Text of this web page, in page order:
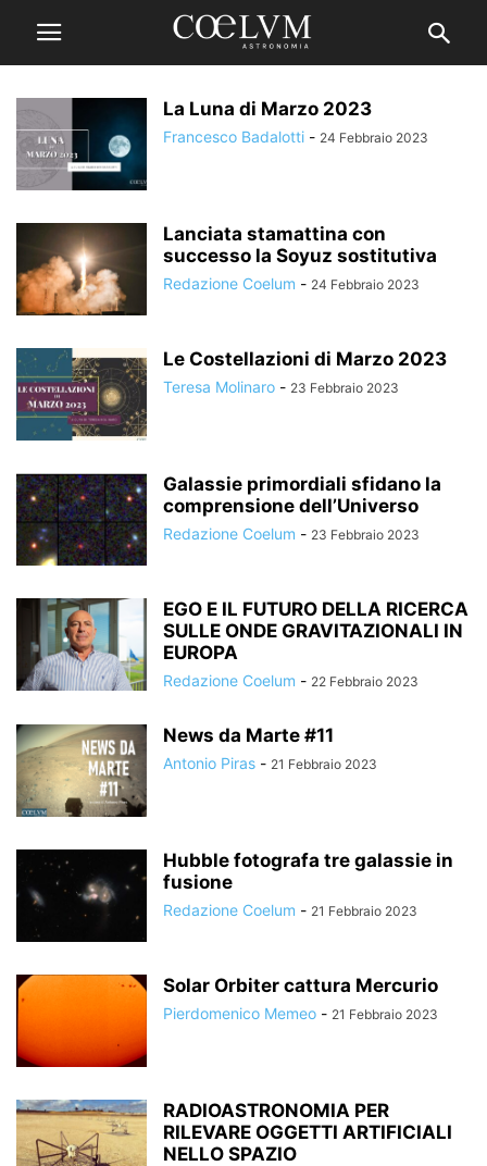
La Luna di Marzo 2023
Francesco Badalotti - 24 Febbraio 2023
Lanciata stamattina con
successo la Soyuz sostitutiva
Redazione Coelum - 24 Febbraio 2023
Le Costellazioni di Marzo 2023
Teresa Molinaro - 23 Febbraio 2023
Galassie primordiali sfidano la
comprensione dell’Universo
Redazione Coelum - 23 Febbraio 2023
EGO E IL FUTURO DELLA RICERCA
SULLE ONDE GRAVITAZIONALI IN
EUROPA
Redazione Coelum - 22 Febbraio 2023
News da Marte #11
Antonio Piras - 21 Febbraio 2023
Hubble fotografa tre galassie in
fusione
Redazione Coelum - 21 Febbraio 2023
Solar Orbiter cattura Mercurio
Pierdomenico Memeo - 21 Febbraio 2023
RADIOASTRONOMIA PER
RILEVARE OGGETTI ARTIFICIALI
NELLO SPAZIO